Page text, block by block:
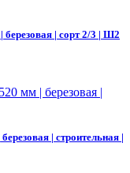
| сорт 2/3 | Ш2
| строительная |